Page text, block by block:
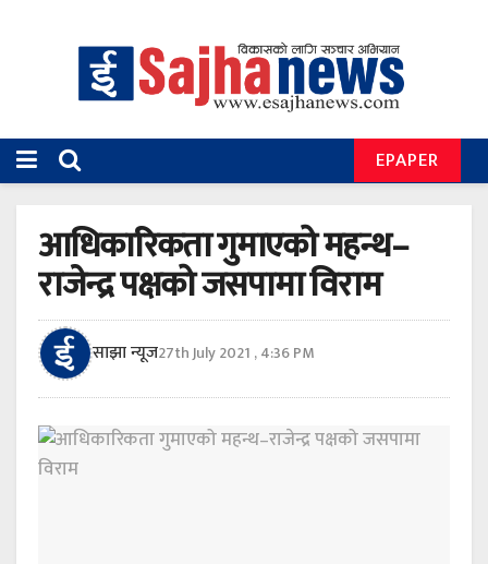
EPAPER
आधिकारिकता गुमाएको महन्थ–
राजेन्द्र पक्षको जसपामा विराम
साझा न्यूज27th July 2021 , 4:36 PM